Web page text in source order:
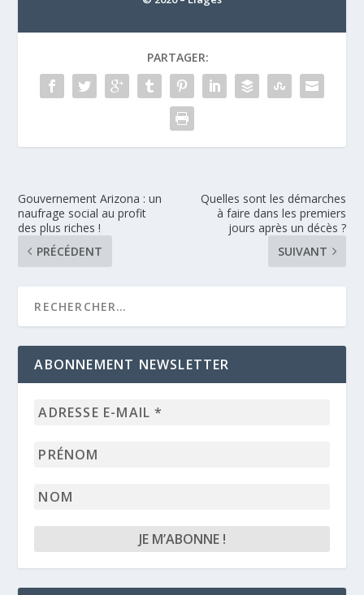
PARTAGER:
Gouvernement Arizona : un
naufrage social au profit
des plus riches !
PRÉCÉDENT
Quelles sont les démarches
à faire dans les premiers
jours après un décès ?
SUIVANT
ABONNEMENT NEWSLETTER
Adresse
*
Prénom
Nom